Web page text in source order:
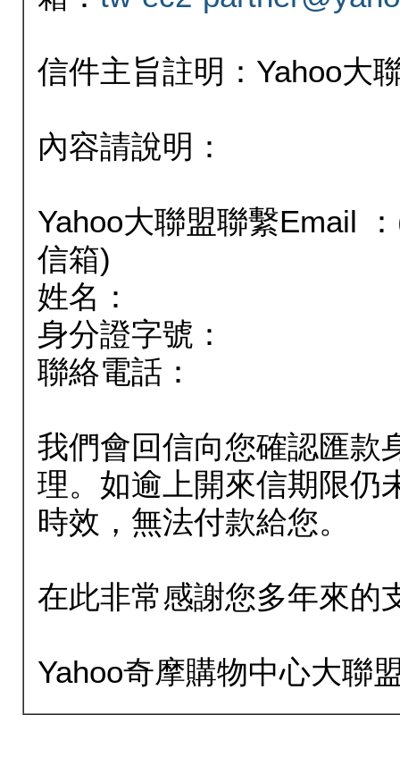
信件主旨註明：Yahoo大
內容請說明：
Yahoo大聯盟聯繫Email
信箱)
姓名：
身分證字號：
聯絡電話：
我們會回信向您確認匯款
理。如逾上開來信期限仍
時效，無法付款給您。
在此非常感謝您多年來的
Yahoo奇摩購物中心大